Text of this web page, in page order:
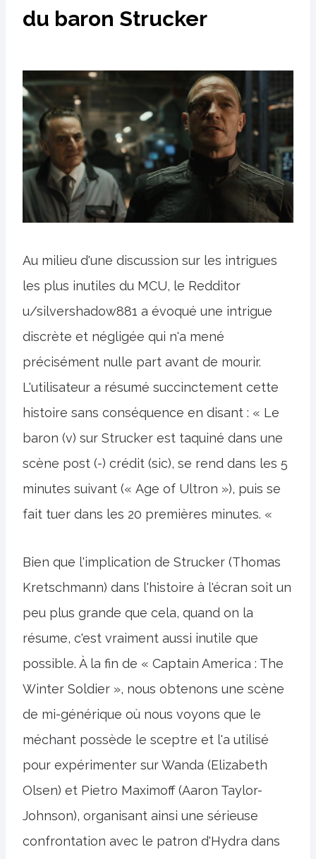
du baron Strucker
Au milieu d'une discussion sur les intrigues
les plus inutiles du MCU, le Redditor
u/silvershadow881 a évoqué une intrigue
discrète et négligée qui n'a mené
précisément nulle part avant de mourir.
L'utilisateur a résumé succinctement cette
histoire sans conséquence en disant : « Le
baron (v) sur Strucker est taquiné dans une
scène post (-) crédit (sic), se rend dans les 5
minutes suivant (« Age of Ultron »), puis se
fait tuer dans les 20 premières minutes. «
Bien que l'implication de Strucker (Thomas
Kretschmann) dans l'histoire à l'écran soit un
peu plus grande que cela, quand on la
résume, c'est vraiment aussi inutile que
possible. À la fin de « Captain America : The
Winter Soldier », nous obtenons une scène
de mi-générique où nous voyons que le
méchant possède le sceptre et l'a utilisé
pour expérimenter sur Wanda (Elizabeth
Olsen) et Pietro Maximoff (Aaron Taylor-
Johnson), organisant ainsi une sérieuse
confrontation avec le patron d'Hydra dans